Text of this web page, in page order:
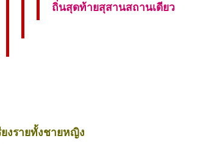
ถิ่นสุดท้ายสุสานสถานเดียว
ยงรายทั้งชายหญิง